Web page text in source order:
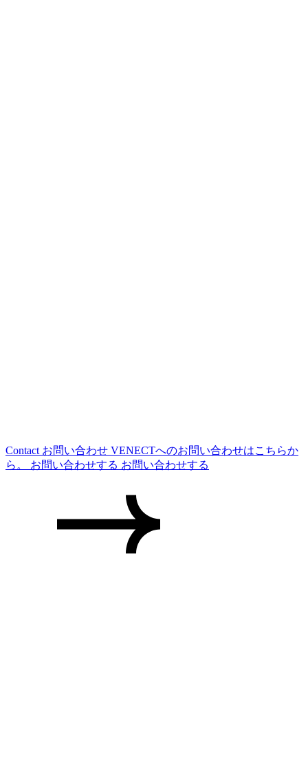
Contact お問い合わせ VENECTへのお問い合わせはこちらか
ら。
お問い合わせする お問い合わせする